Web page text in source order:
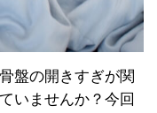
盤の開きすぎが関
いませんか？今回